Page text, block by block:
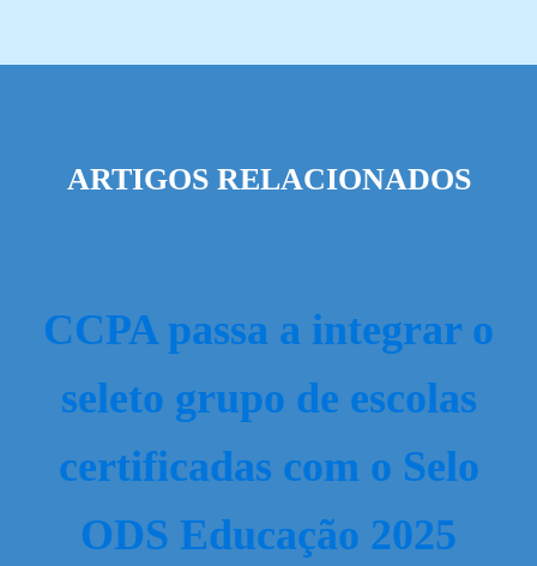
ARTIGOS RELACIONADOS
CCPA passa a integrar o
seleto grupo de escolas
certificadas com o Selo
ODS Educação 2025